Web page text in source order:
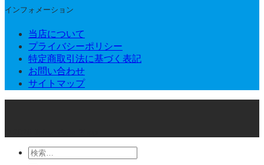
インフォメーション
当店について
プライバシーポリシー
特定商取引法に基づく表記
お問い合わせ
サイトマップ
検